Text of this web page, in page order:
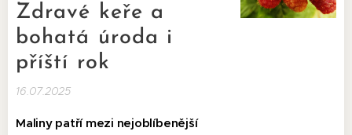
Zdravé keře a
bohatá úroda i
příští rok
16.07.2025
Maliny patří mezi nejoblíbenější